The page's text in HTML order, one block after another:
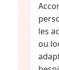
les
ou